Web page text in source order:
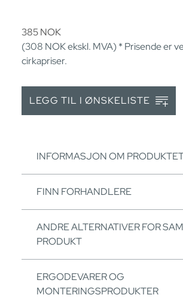
385NOK
(308 NOKekskl. MVA) * Prisende er
cirkapriser.
LEGG TIL I ØNSKELISTE
INFORMASJON OM
FINN FORHANDLERE
ANDRE ALTERNATIVER FOR
PRODUKT
ERGODEVARER OG
MONTERINGSPRODUKTER